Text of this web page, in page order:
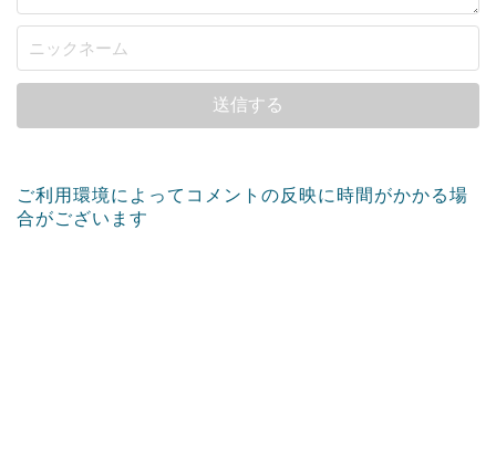
ご利用環境によってコメントの反映に時間がかかる場
合がございます